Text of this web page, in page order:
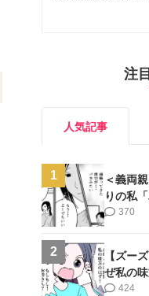
注
人気記事
1
＜義両
りの私
肢がない
370
2
【ズー
ぜ私の
第17話
424